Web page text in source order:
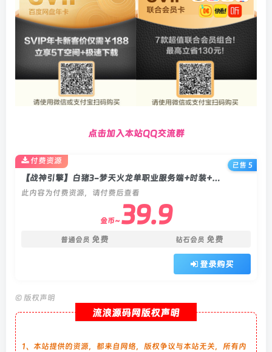
点击加入本站QQ交流群
【战神引擎】白猪3-梦天火龙单职业服务端+时装+结阵+翅膀+转生+双端+教程
此内容为付费资源，请付费后查看
金币~ 39.9
普通会员 免费 钻石会员 免费
登录购买
付费资源
已售 5
© 版权声明
流浪源码网版权声明
1、本站提供的资源，都来自网络，版权争议与本站无关，所有内